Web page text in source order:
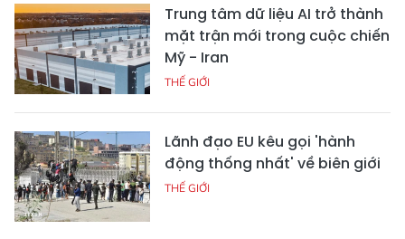
Trung tâm dữ liệu AI trở thành
mặt trận mới trong cuộc chiến
Mỹ - Iran
THẾ GIỚI
Lãnh đạo EU kêu gọi 'hành
động thống nhất' về biên giới
THẾ GIỚI